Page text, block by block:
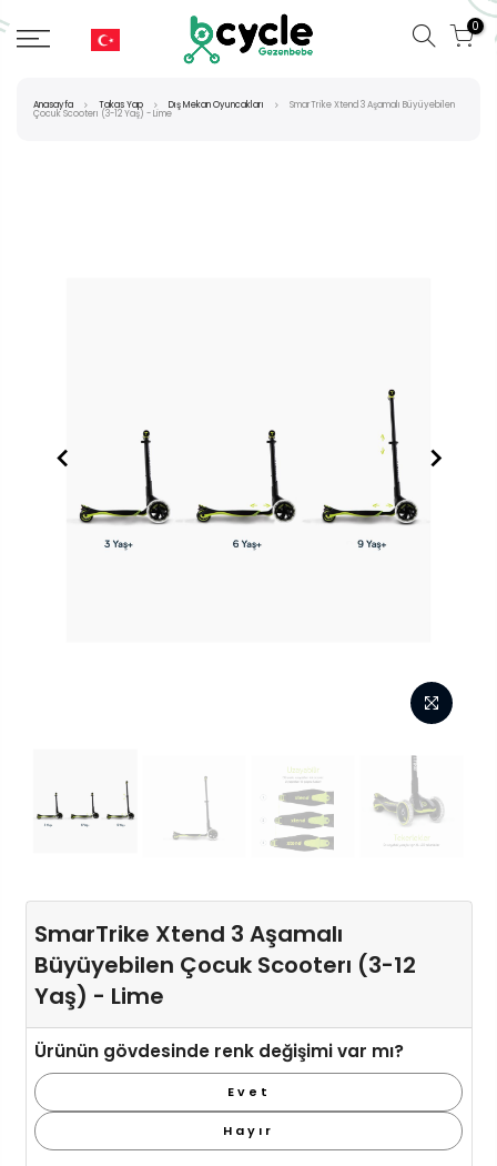
0
Anasayfa Takas Yap Dış Mekan Oyuncakları SmarTrike Xtend 3 Aşamalı Büyüyebilen
Çocuk Scooterı (3-12 Yaş) - Lime
SmarTrike Xtend 3 Aşamalı
Büyüyebilen Çocuk Scooterı (3-12
Yaş) - Lime
Ürünün gövdesinde renk değişimi var mı?
Evet
Hayır